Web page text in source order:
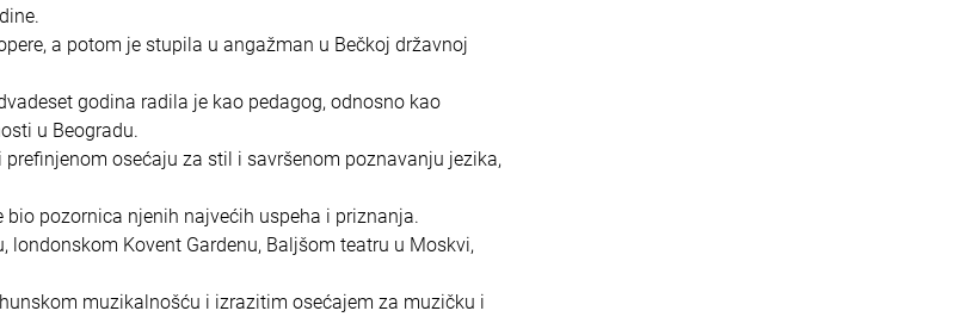
a potom je stupila u angažman u Bečkoj državnoj
godina radila je kao pedagog, odnosno kao
u Beogradu.
osećaju za stil i savršenom poznavanju jezika,
pozornica njenih najvećih uspeha i priznanja.
londonskom Kovent Gardenu, Baljšom teatru u Moskvi,
muzikalnošću i izrazitim osećajem za muzičku i